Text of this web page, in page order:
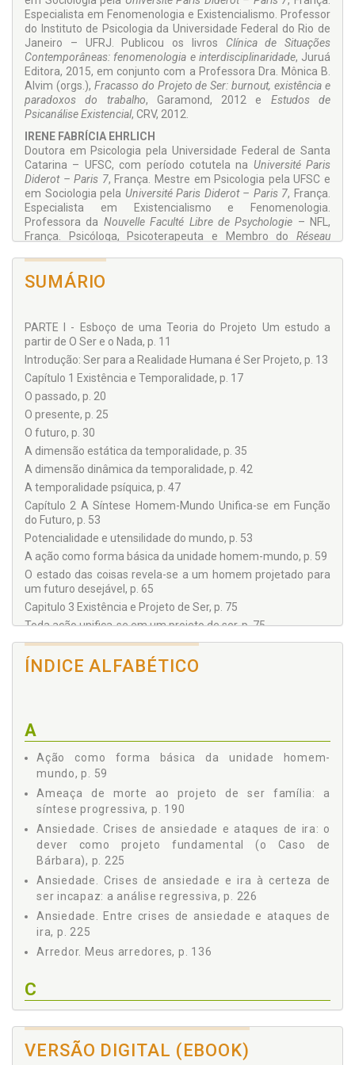
dizem do sujeito e da sociedade em que vivemos.
Especialista em Fe­nomenologia e Existencialismo. Pro­fessor
do Instituto de Psicologia da Universidade Federal do Rio de
Janei­ro – UFRJ. Publicou os livros Clínica de Situações
Contemporâneas: feno­menologia e interdisciplinaridade, Ju­ruá
Editora, 2015, em conjunto com a Professora Dra. Mônica B.
Alvim (orgs.), Fracasso do Projeto de Ser: burnout, existência e
paradoxos do trabalho, Garamond, 2012 e Estudos de
Psicanálise Existencial, CRV, 2012.
IRENE FABRÍCIA EHRLICH
Doutora em Psicologia pela Univer­sidade Federal de Santa
Catarina – UFSC, com período cotutela na Université Paris
Diderot – Paris 7, França. Mestre em Psicologia pela UFSC e
em Sociologia pela Univer­sité Paris Diderot – Paris 7, França.
Especialista em Existencialismo e Fe­nomenologia.
Professora da Nouvelle Faculté Libre de Psychologie – NFL,
França. Psicóloga, Psicoterapeuta e Membro do Réseau
livroEstudos de Psicanálise Existencial
SUMÁRIO
PARTE I - Esboço de uma Teoria do Projeto Um estudo a
partir de O Ser e o Nada, p. 11
Introdução: Ser para a Realidade Humana é Ser Projeto, p. 13
Capítulo 1 Existência e Temporalidade, p. 17
O passado, p. 20
O presente, p. 25
O futuro, p. 30
A dimensão estática da temporalidade, p. 35
A dimensão dinâmica da temporalidade, p. 42
A temporalidade psíquica, p. 47
Capítulo 2 A Síntese Homem-Mundo Unifica-se em Função
do Futuro, p. 53
Potencialidade e utensilidade do mundo, p. 53
A ação como forma básica da unidade homem-mundo, p. 59
O estado das coisas revela-se a um homem projetado para
um futuro desejável, p. 65
Capitulo 3 Existência e Projeto de Ser, p. 75
Toda ação unifica-se em um projeto de ser, p. 75
Projeto de ser e escolha original, p. 79
Eleição e reversão do projeto de ser, p. 90
Meu passado, p. 128
Meus arredores, p. 136
Meu próximo, p. 143
Minha morte, p. 164
Projeto de ser e situação: uma síntese, p. 169
PARTE II - Estudos Clínicos em Torno do Conceito de Projeto
de Ser, p. 177
Capítulo 5 Crises de Pânico e Projeto de Ser: o Caso de
Isaura, p. 179
O problema, p. 179
Gênese e desenvolvimento das crises de pânico: a análise
regressiva, p. 181
Da ameaça de morte ao projeto de ser família: a síntese
progressiva, p. 190
Capítulo 6 Entre Deus e o Diabo: Psicose e Suicídio em uma
Jovem de 23 Anos, p. 201
A trajetória de um desespero: breve histórico de Laura, p. 201
Infância e situação familiar: impasse na escolha original, p.
204
ÍNDICE ALFABÉTICO
A
Ação como forma básica da unidade homem-
mundo, p. 59
Ameaça de morte ao projeto de ser família: a
síntese progressiva, p. 190
Ansiedade. Crises de ansiedade e ataques de ira: o
dever como projeto fundamental (o Caso de
Bárbara), p. 225
Ansiedade. Crises de ansiedade e ira à certeza de
ser incapaz: a análise regressiva, p. 226
Ansiedade. Entre crises de ansiedade e ataques de
ira, p. 225
Arredor. Meus arredores, p. 136
C
ser incapaz: a análise regressiva, p. 226
Caso Bárbara. Bárbara e a luta contra a situação da
VERSÃO DIGITAL (EBOOK)